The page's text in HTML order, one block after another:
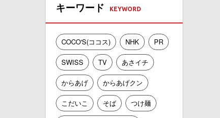
キーワード
COCO'S(ココス) NHK PR
SWISS TV あさイチ
からあげ からあげクン
こだいこ そば つけ麺